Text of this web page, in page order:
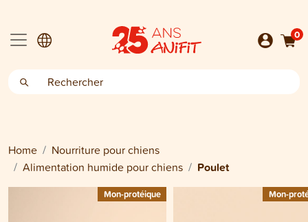
0
Home
Nourriture pour chiens
Alimentation humide pour chiens
Poulet
Mon-protéique Mon-